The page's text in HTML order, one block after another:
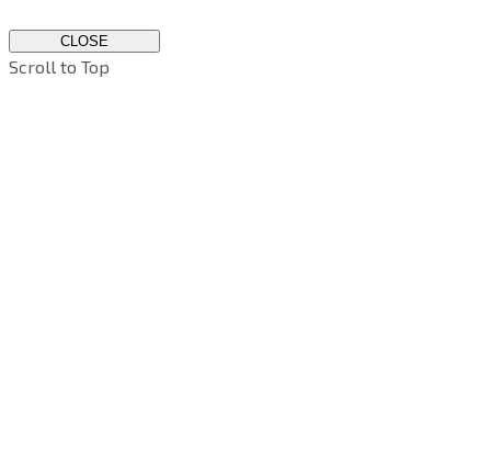
CLOSE
Scroll to Top